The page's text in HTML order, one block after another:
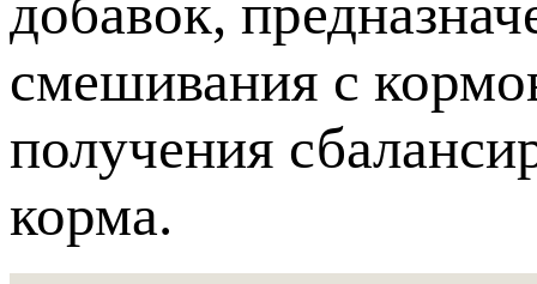
добавок,
смешивания с
получения
корма.